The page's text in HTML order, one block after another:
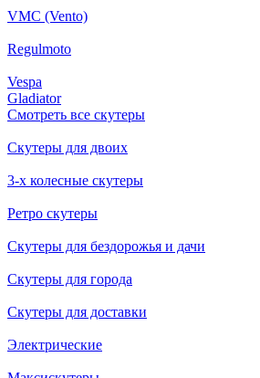
VMC (Vento)
Regulmoto
Vespa
Gladiator
Смотреть все скутеры
Скутеры для двоих
3-х колесные скутеры
Ретро скутеры
Скутеры для бездорожья и дачи
Скутеры для города
Скутеры для доставки
Электрические